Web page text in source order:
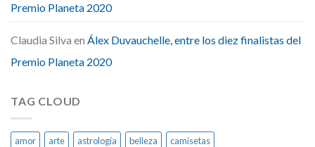
Premio Planeta 2020
Claudia Silva en Álex Duvauchelle, entre los diez finalistas del
Premio Planeta 2020
TAG CLOUD
amor arte astrología belleza
camisetas